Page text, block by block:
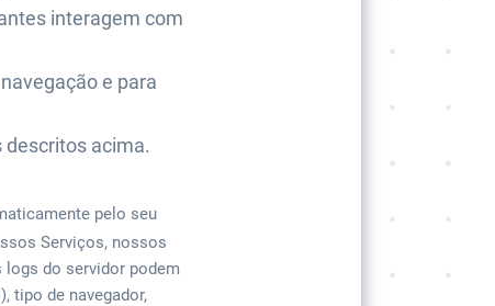
interagem com
e para
descritos acima.
pelo seu
Serviços, nossos
do servidor podem
tipo de navegador,